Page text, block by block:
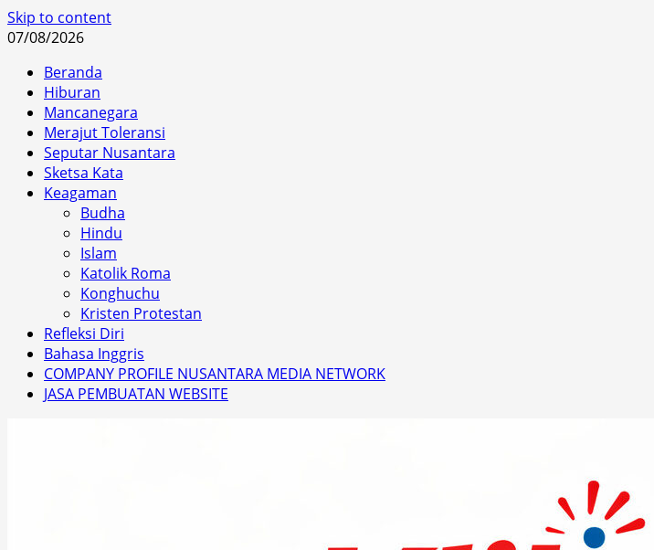
Skip to content
07/08/2026
Beranda
Hiburan
Mancanegara
Merajut Toleransi
Seputar Nusantara
Sketsa Kata
Keagaman
Budha
Hindu
Islam
Katolik Roma
Konghuchu
Kristen Protestan
Refleksi Diri
Bahasa Inggris
COMPANY PROFILE NUSANTARA MEDIA NETWORK
JASA PEMBUATAN WEBSITE